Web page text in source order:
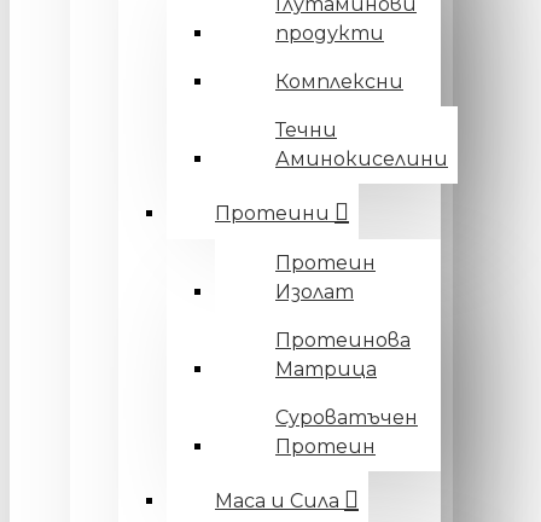
продукти
Комплексни
Течни
Аминокиселини
Протеини
Протеин
Изолат
Протеинова
Матрица
Суроватъчен
Протеин
Маса и Сила